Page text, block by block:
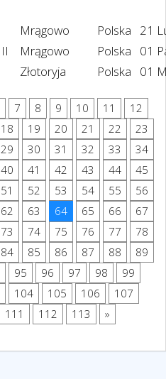
Mrągowo Polska
21
Mrągowo Polska
01
Złotoryja Polska 01
7 8 9 10 11
12
18 19 20 21 22
23
29 30 31 32 33
34
40 41 42 43 44
45
51 52 53 54 55
56
62 63 64 65 66
67
73 74 75 76 77
78
84 85 86 87 88
89
95 96 97 98
99
104 105 106
107
111 112 113 »